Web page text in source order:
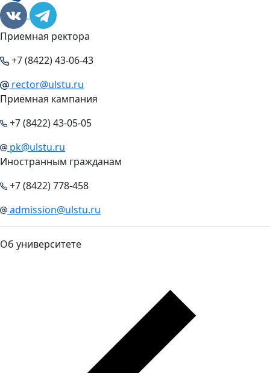
Приемная ректора
+7 (8422) 43-06-43
rector@ulstu.ru
Приемная кампания
+7 (8422) 43-05-05
pk@ulstu.ru
Иностранным гражданам
+7 (8422) 778-458
admission@ulstu.ru
Об университете